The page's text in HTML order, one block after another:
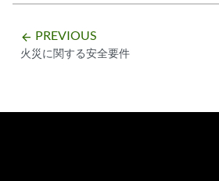
arrow_backward PREVIOUS
火災に関する安全要件